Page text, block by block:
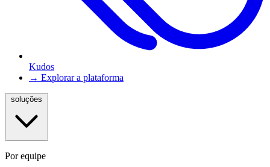
Kudos
→ Explorar a plataforma
Por equipe